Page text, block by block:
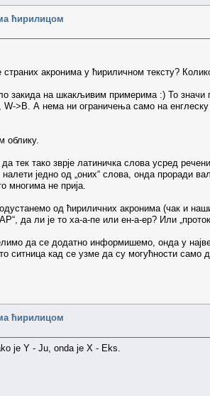
ћирилицом
акронима у ћириличном тексту?
на шкакљивим примерима :) То значи
>В. А нема ни ограничења само на
облику.
тек тако зврје латиничка слова усред
једно од „оних“ слова, онда проради
многима не прија.
од ћириличних акронима (чак и
да ли је то ха-а-пе или ен-а-ер? Или
да се додатно информишемо, онда у
ситница кад се узме да су могућности
ћирилицом
je Y - Ju, onda je X - Eks.